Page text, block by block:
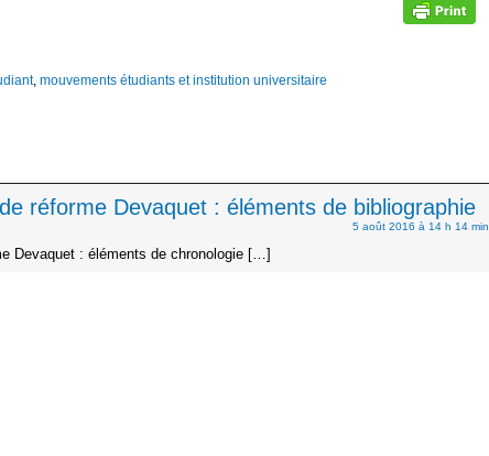
, mouvements étudiants et institution universitaire
réforme Devaquet : éléments de bibliographie
5 août 2016 à 14 h 14 min
Devaquet : éléments de chronologie […]